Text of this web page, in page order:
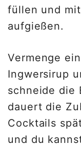
füllen und
aufgießen.
Vermenge
Ingwersirup
schneide die
dauert die
Cocktails
und du